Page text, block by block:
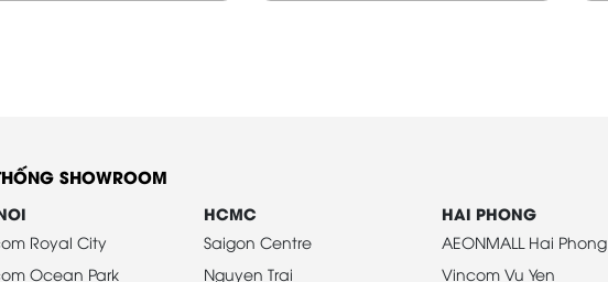
SHOWROOM
Royal City
Ocean Park
HCMC
Saigon Centre
Nguyen Trai
HAI PHONG
AEONMALL Hai Phong
Vincom Vu Yen